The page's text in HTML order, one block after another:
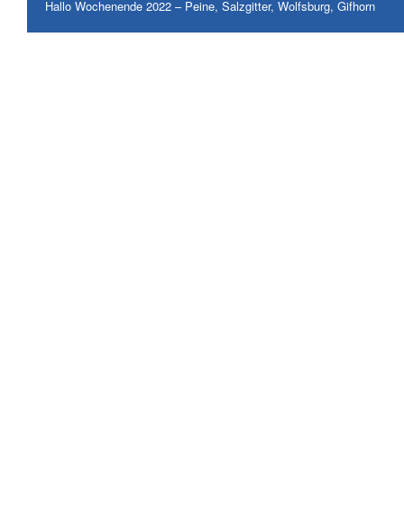
Hallo Wochenende 2022 – Peine, Salzgitter, Wolfsburg, Gifhorn